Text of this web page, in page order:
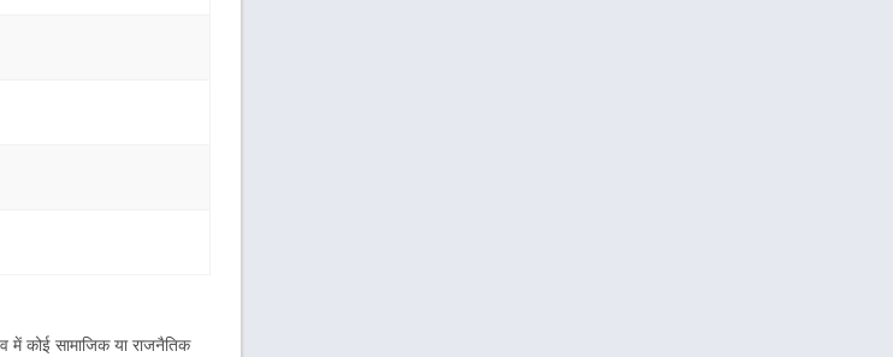
कोई सामाजिक या राजनैतिक